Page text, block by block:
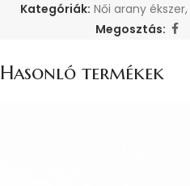
Kategóriák: Női arany ékszer,
Megosztás:
Hasonló termékek